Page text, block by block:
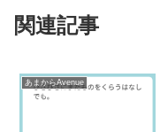
関連記事
あまからAvenue